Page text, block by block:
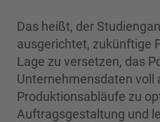
Das heißt, der
ausgerichtet, zukünftige
Lage zu versetzen, das
Unternehmensdaten voll
Produktionsabläufe zu
Auftragsgestaltung und